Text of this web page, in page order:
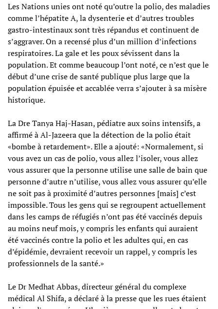
Les Nations unies ont noté qu’outre la polio, des maladies
comme l’hépatite A, la dysenterie et d’autres troubles
gastro-intestinaux sont très répandus et continuent de
s’aggraver. On a recensé plus d’un million d’infections
respiratoires. La gale et les poux sévissent dans la
population. Et comme beaucoup l’ont noté, ce n’est que le
début d’une crise de santé publique plus large que la
population épuisée et accablée verra s’ajouter à sa misère
historique.
La Dre Tanya Haj-Hasan, pédiatre aux soins intensifs, a
affirmé à Al-Jazeera que la détection de la polio était
«bombe à retardement». Elle a ajouté: «Normalement, si
vous avez un cas de polio, vous allez l’isoler, vous allez
vous assurer que la personne utilise une salle de bain que
personne d’autre n’utilise, vous allez vous assurer qu’elle
ne soit pas à proximité d’autres personnes [mais] c’est
impossible. Tous les gens qui se regroupent actuellement
dans les camps de réfugiés n’ont pas été vaccinés depuis
au moins neuf mois, y compris les enfants qui auraient
été vaccinés contre la polio et les adultes qui, en cas
d’épidémie, devraient recevoir un rappel, y compris les
professionnels de la santé.»
Le Dr Medhat Abbas, directeur général du complexe
médical Al Shifa, a déclaré à la presse que les rues étaient